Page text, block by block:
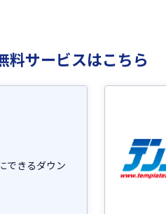
料サービスはこちら
できるダウン